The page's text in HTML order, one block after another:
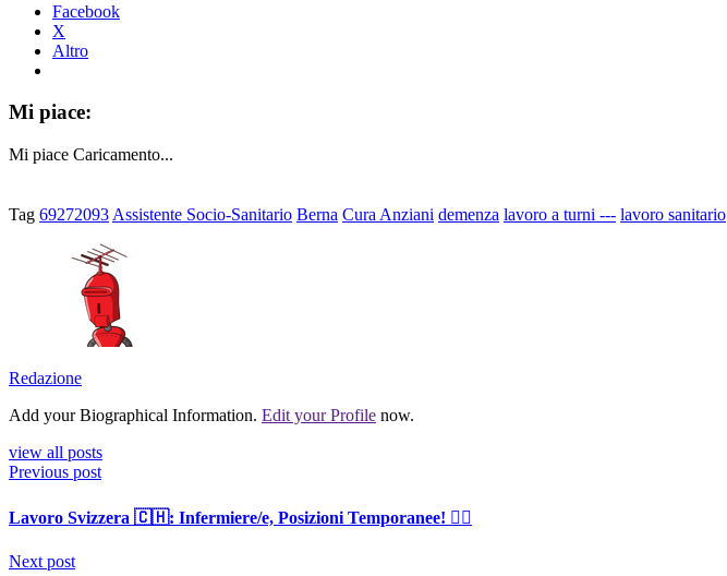
Facebook
X
Altro
Mi piace:
Mi piace Caricamento...
Tag 69272093 Assistente Socio-Sanitario Berna Cura Anziani demenza lavoro a turni --- lavoro sanitario
Redazione
Add your Biographical Information. Edit your Profile now.
view all posts
Previous post
Lavoro Svizzera 🇨🇭: Infermiere/e, Posizioni Temporanee! 🧑‍⚕️
Next post